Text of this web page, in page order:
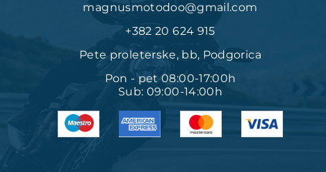
magnusmotodoo@gmail.com
+382 20 624 915
Pete proleterske, bb, Podgorica
Pon - pet 08:00-17:00h
Sub: 09:00-14:00h